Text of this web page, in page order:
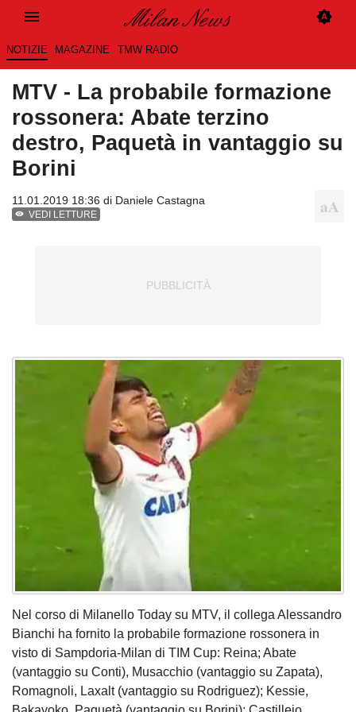
NOTIZIE MAGAZINE TMW RADIO
MTV - La probabile formazione
rossonera: Abate terzino
destro, Paquetà in vantaggio su
Borini
11.01.2019 18:36 di Daniele Castagna
VEDI LETTURE
Nel corso di Milanello Today su MTV, il collega Alessandro
Bianchi ha fornito la probabile formazione rossonera in
visto di Sampdoria-Milan di TIM Cup: Reina; Abate
(vantaggio su Conti), Musacchio (vantaggio su Zapata),
Romagnoli, Laxalt (vantaggio su Rodriguez); Kessie,